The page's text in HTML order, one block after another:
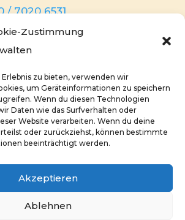
Zustimmung
zu bieten, verwenden wir
um Geräteinformationen zu speichern
Wenn du diesen Technologien
Daten wie das Surfverhalten oder
Website verarbeiten. Wenn du deine
oder zurückziehst, können bestimmte
beeinträchtigt werden.
Akzeptieren
Ablehnen
/ 7020 6531
/ 310 34 38
bayer-immobilien.de